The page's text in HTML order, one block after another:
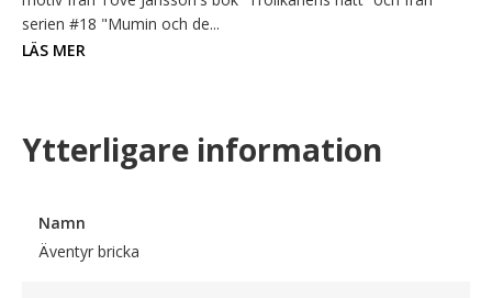
serien #18 "Mumin och de...
LÄS MER
Ytterligare information
Namn
Äventyr bricka